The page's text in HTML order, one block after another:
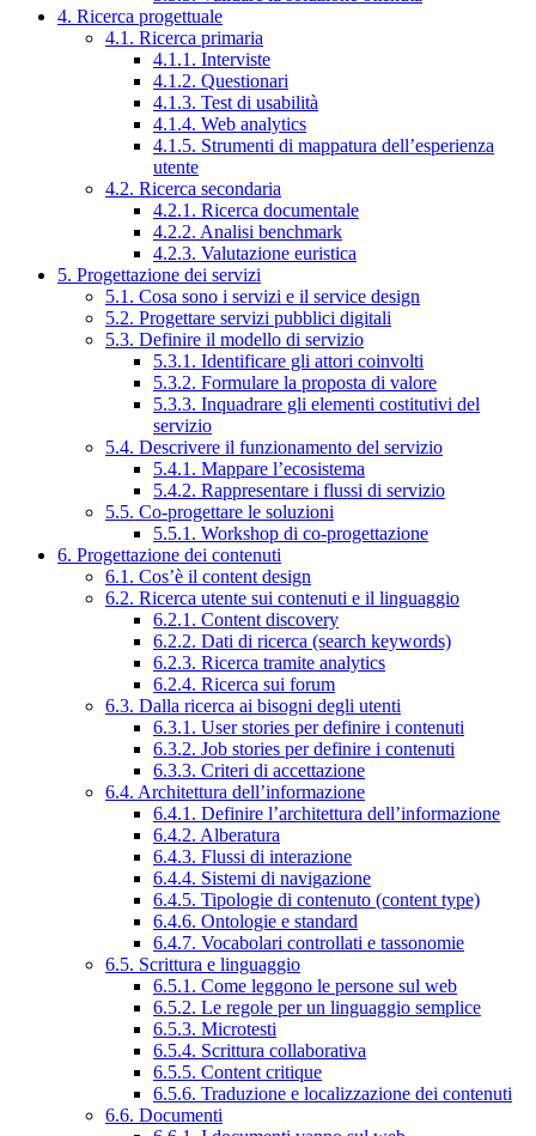
4. Ricerca progettuale
4.1. Ricerca primaria
4.1.1. Interviste
4.1.2. Questionari
4.1.3. Test di usabilità
4.1.4. Web analytics
4.1.5. Strumenti di mappatura dell’esperienza
utente
4.2. Ricerca secondaria
4.2.1. Ricerca documentale
4.2.2. Analisi benchmark
4.2.3. Valutazione euristica
5. Progettazione dei servizi
5.1. Cosa sono i servizi e il service design
5.2. Progettare servizi pubblici digitali
5.3. Definire il modello di servizio
5.3.1. Identificare gli attori coinvolti
5.3.2. Formulare la proposta di valore
5.3.3. Inquadrare gli elementi costitutivi del
servizio
5.4. Descrivere il funzionamento del servizio
5.4.1. Mappare l’ecosistema
5.4.2. Rappresentare i flussi di servizio
5.5. Co-progettare le soluzioni
5.5.1. Workshop di co-progettazione
6. Progettazione dei contenuti
6.1. Cos’è il content design
6.2. Ricerca utente sui contenuti e il linguaggio
6.2.1. Content discovery
6.2.2. Dati di ricerca (search keywords)
6.2.3. Ricerca tramite analytics
6.2.4. Ricerca sui forum
6.3. Dalla ricerca ai bisogni degli utenti
6.3.1. User stories per definire i contenuti
6.3.2. Job stories per definire i contenuti
6.3.3. Criteri di accettazione
6.4. Architettura dell’informazione
6.4.1. Definire l’architettura dell’informazione
6.4.2. Alberatura
6.4.3. Flussi di interazione
6.4.4. Sistemi di navigazione
6.4.5. Tipologie di contenuto (content type)
6.4.6. Ontologie e standard
6.4.7. Vocabolari controllati e tassonomie
6.5. Scrittura e linguaggio
6.5.1. Come leggono le persone sul web
6.5.2. Le regole per un linguaggio semplice
6.5.3. Microtesti
6.5.4. Scrittura collaborativa
6.5.5. Content critique
6.5.6. Traduzione e localizzazione dei contenuti
6.6. Documenti